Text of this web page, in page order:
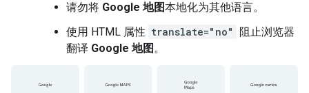
请勿将 Google 地图本地化为其他语言。
使用 HTML 属性 translate="no"
阻止浏览器
翻译 Google 地图。